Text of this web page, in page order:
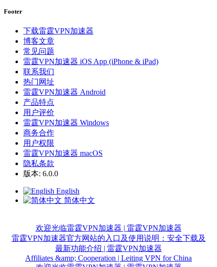
Footer
下载雷霆VPN加速器
博客文章
常见问题
雷霆VPN加速器 iOS App (iPhone & iPad)
联系我们
热门网址
雷霆VPN加速器 Android
产品特点
用户评价
雷霆VPN加速器 Windows
商务合作
用户权限
雷霆VPN加速器 macOS
隐私条款
版本: 6.0.0
English
简体中文
欢迎光临雷霆VPN加速器 | 雷霆VPN加速器
雷霆VPN加速器官方网站的入口及使用说明：安全下载及
最新功能介绍 | 雷霆VPN加速器
Affiliates &amp; Cooperation | Leiting VPN for China